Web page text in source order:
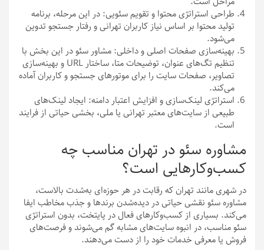
طراحی استراتژی محتوا و تقویم سئویی: در این مرحله، برنامه
تولید محتوا بر اساس نیاز کاربران تهرانی و رفتار جستجو تدوین
می‌شود.
بهینه‌سازی صفحات اصلی و داخلی: مشاور سئو در این بخش با
تنظیم تگ‌های عنوان، توضیحات متا، ساختار URL و بهینه‌سازی
تصاویر، صفحات سایت را برای موتورهای جستجو و کاربران آماده
می‌کند.
استراتژی لینک‌سازی و افزایش اعتبار دامنه: ایجاد لینک‌های
طبیعی از سایت‌های معتبر تهرانی یا ملی، بخشی حیاتی از فرایند
است.
مشاوره سئو در تهران مناسب چه
کسب‌وکارهایی است؟
در شهری مانند تهران که رقابت در هر حوزه‌ای به‌شدت بالاست،
مشاوره سئو نقشی حیاتی در دیده‌شدن برندها و جذب مخاطب ایفا
می‌کند. بسیاری از کسب‌وکارهای فعال در پایتخت، بدون استراتژی
سئو مناسب، در انبوه سایت‌های مشابه گم می‌شوند و فرصت‌های
فروش یا معرفی خدمات خود را از دست می‌دهند.